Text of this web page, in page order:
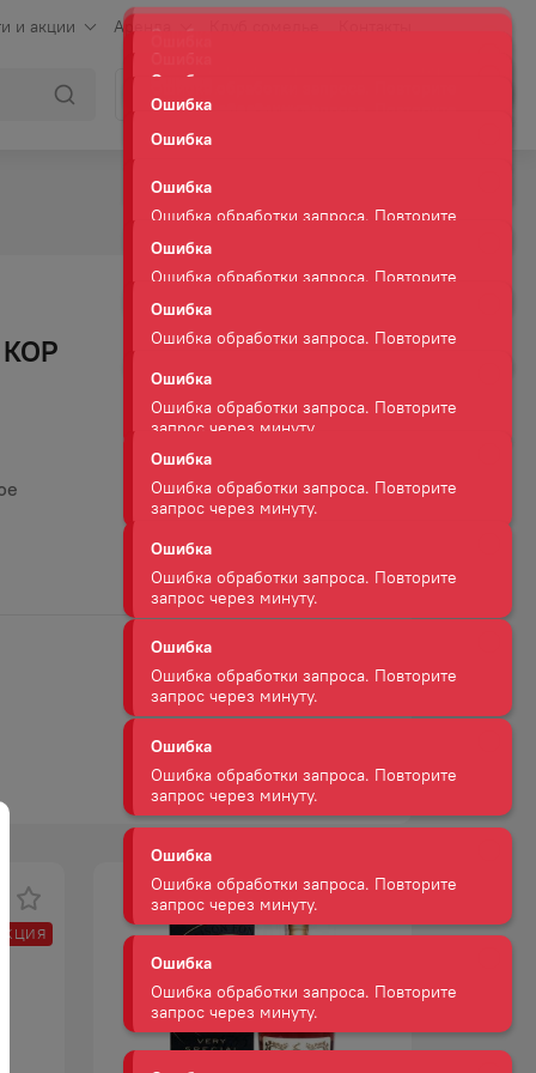
и акции Аренда
Войти
АКЦИЯ
Ошибка обработки запроса. Повторите
запрос через минуту.
Ошибка обработки запроса. Повторите
Ошибка
Ошибка обработки запроса. Повторите
запрос через минуту.
Ошибка
запрос через минуту.
Ошибка
Ошибка обработки запроса. Повторите
запрос через минуту.
Ошибка
запрос через минуту.
Ошибка
запрос через минуту.
Ошибка
Ошибка обработки запроса. Повторите
запрос через минуту.
запрос через минуту.
Ошибка
Ошибка обработки запроса. Повторите
запрос через минуту.
Ошибка
Ошибка обработки запроса. Повторите
запрос через минуту.